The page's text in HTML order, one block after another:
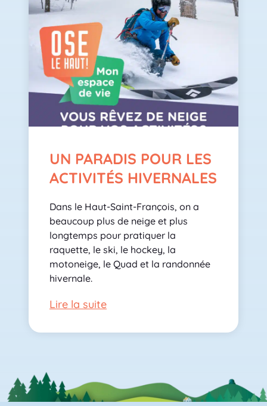
UN PARADIS POUR LES
ACTIVITÉS HIVERNALES
Dans le Haut-Saint-François, on a
beaucoup plus de neige et plus
longtemps pour pratiquer la
raquette, le ski, le hockey, la
motoneige, le Quad et la randonnée
hivernale.
Lire la suite